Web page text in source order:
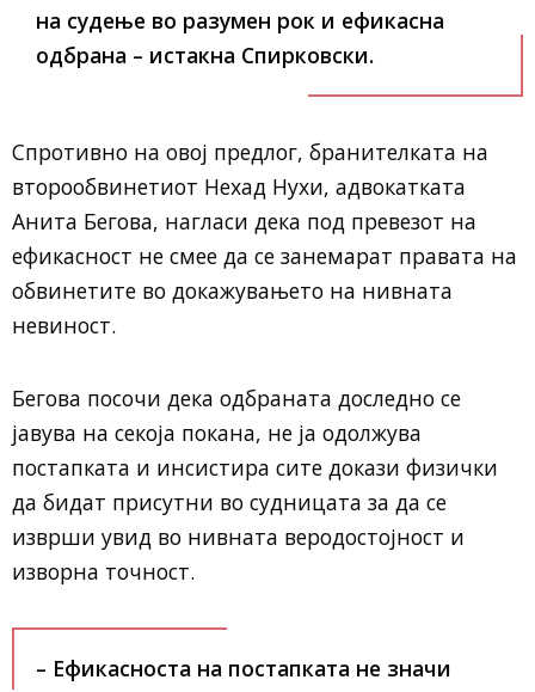
на судење во разумен рок и ефикасна
одбрана – истакна Спирковски.
Спротивно на овој предлог, бранителката на
второобвинетиот Нехад Нухи, адвокатката
Анита Бегова, нагласи дека под превезот на
ефикасност не смее да се занемарат правата на
обвинетите во докажувањето на нивната
невиност.
Бегова посочи дека одбраната доследно се
јавува на секоја покана, не ја одолжува
постапката и инсистира сите докази физички
да бидат присутни во судницата за да се
изврши увид во нивната веродостојност и
изворна точност.
– Ефикасноста на постапката не значи